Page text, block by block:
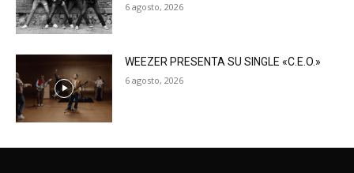
6 agosto, 2026
WEEZER PRESENTA SU SINGLE «C.E.O.»
6 agosto, 2026